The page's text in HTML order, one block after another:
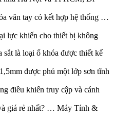
vân tay có kết hợp hệ thống …
lực khiến cho thiết bị không
là loại ổ khóa được thiết kế
được phủ một lớp sơn tĩnh
điều khiển truy cập và cánh
giá rẻ nhất? … Máy Tính &